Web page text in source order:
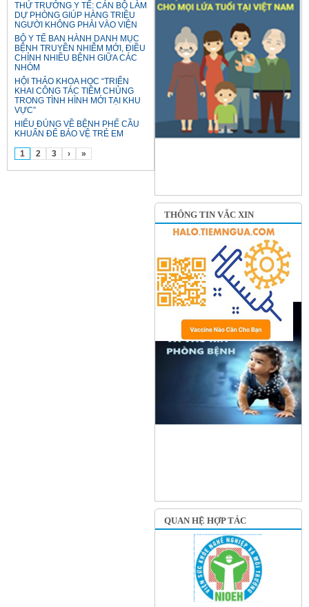
THỨ TRƯỞNG Y TẾ: CÁN BỘ LÀM
DỰ PHÒNG GIÚP HÀNG TRIỆU
NGƯỜI KHÔNG PHẢI VÀO VIỆN
BỘ Y TẾ BAN HÀNH DANH MỤC
BỆNH TRUYỀN NHIỄM MỚI, ĐIỀU
CHỈNH NHIỀU BỆNH GIỮA CÁC
NHÓM
HỘI THẢO KHOA HỌC “TRIỂN
KHAI CÔNG TÁC TIÊM CHỦNG
TRONG TÌNH HÌNH MỚI TẠI KHU
VỰC”
HIỂU ĐÚNG VỀ BỆNH PHẾ CẦU
KHUẨN ĐỂ BẢO VỆ TRẺ EM
1 2 3 › »
THÔNG TIN VẮC XIN
QUAN HỆ HỢP TÁC